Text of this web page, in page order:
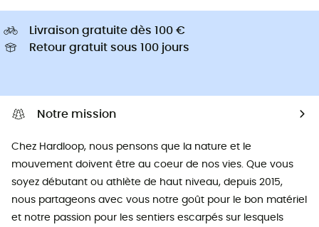
Livraison gratuite dès 100 €
Retour gratuit sous 100 jours
Notre mission
Chez Hardloop, nous pensons que la nature et le
mouvement doivent être au coeur de nos vies. Que vous
soyez débutant ou athlète de haut niveau, depuis 2015,
nous partageons avec vous notre goût pour le bon matériel
et notre passion pour les sentiers escarpés sur lesquels